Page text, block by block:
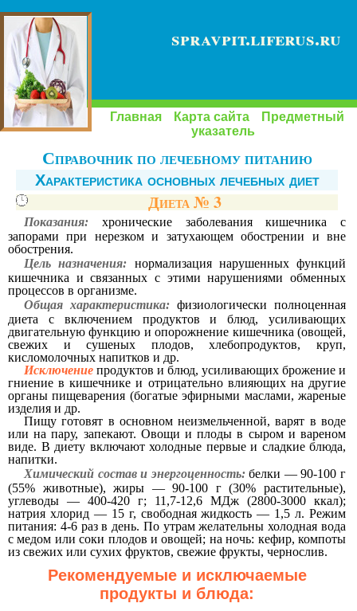
spravpit.liferus.ru
Главная Карта сайта
Предметный
указатель
Справочник по лечебному питанию
Характеристика основных лечебных диет
Диета № 3
Показания: хронические заболевания кишечника с
запорами при нерезком и затухающем обострении и вне
обострения.
Цель назначения: нормализация нарушенных функций
кишечника и связанных с этими нарушениями обменных
процессов в организме.
Общая характеристика: физиологически полноценная
диета с включением продуктов и блюд, усиливающих
двигательную функцию и опорожнение кишечника (овощей,
свежих и сушеных плодов, хлебопродуктов, круп,
кисломолочных напитков и др.
Исключение продуктов и блюд, усиливающих брожение и
гниение в кишечнике и отрицательно влияющих на другие
органы пищеварения (богатые эфирными маслами, жареные
изделия и др.
Пищу готовят в основном неизмельченной, варят в воде
или на пару, запекают. Овощи и плоды в сыром и вареном
виде. В диету включают холодные первые и сладкие блюда,
напитки.
Химический состав и энергоценность:белки — 90-100 г
(55% животные), жиры — 90-100 г (30% растительные),
углеводы — 400-420 г; 11,7-12,6 МДж (2800-3000 ккал);
натрия хлорид — 15 г, свободная жидкость — 1,5 л. Режим
питания: 4-6 раз в день. По утрам желательны холодная вода
с медом или соки плодов и овощей; на ночь: кефир, компоты
из свежих или сухих фруктов, свежие фрукты, чернослив.
Рекомендуемые и исключаемые
продукты и блюда: